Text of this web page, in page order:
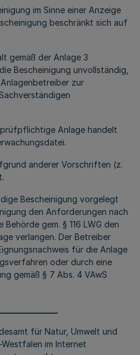
im Sinne einer Anzeige
beschränkt sich auf
gemäß der Anlage 3
Bescheinigung unvollständig,
zur
Anlage handelt
anderer Vorschriften (z.
Bescheinigung vorgelegt
den Anforderungen nach
gem. § 116 LWG den
verlangen. Der Betreiber
für die Anlage
oder durch eine
gemäß § 7 Abs. 4 VAwS
für Natur, Umwelt und
im Internet